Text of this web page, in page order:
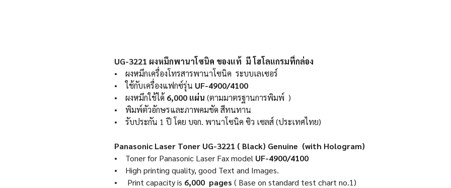
UG-3221 ผงหมึกพานาโซนิค ของแท้ มี โฮโลแกรมที่กล่อง
• ผงหมึกเครื่องโทรสารพานาโซนิค ระบบเลเซอร์
• ใช้กับเครื่องแฟกซ์รุ่น UF-4900/4100
• ผงหมึกใช้ได้ 6,000 แผ่น (ตามมาตรฐานการพิมพ์ )
• พิมพ์ตัวอักษรและภาพคมชัด สีทนทาน
• รับประกัน 1 ปี โดย บจก. พานาโซนิค ซิว เซลส์ (ประเทศไทย)
Panasonic Laser Toner UG-3221 ( Black) Genuine (with Hologram)
• Toner for Panasonic Laser Fax model UF-4900/4100
• High printing quality, good Text and Images.
• Print capacity is 6,000 pages ( Base on standard test chart no.1)